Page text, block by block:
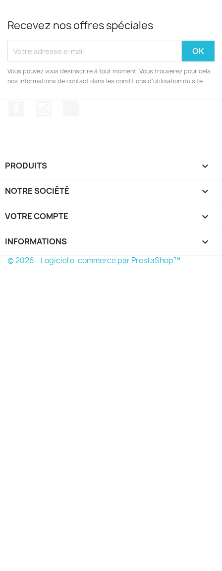
Recevez nos offres spéciales
Vous pouvez vous désinscrire à tout moment. Vous trouverez pour cela
nos informations de contact dans les conditions d'utilisation du site.
PRODUITS 
NOTRE SOCIÉTÉ 
VOTRE COMPTE 
INFORMATIONS keyboard_arrow_down
© 2026 - Logiciel e-commerce par PrestaShop™